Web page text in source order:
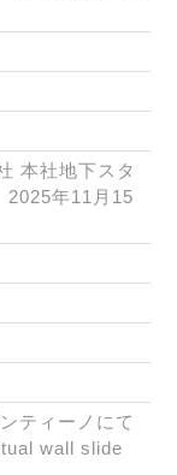
本社地下スタ
年11月15
ティーノにて
wall slide